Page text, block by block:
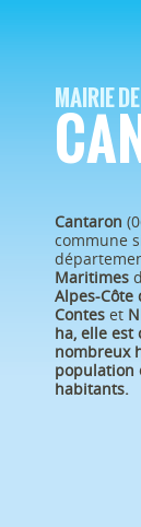
MAIRIE DE
Cantaron
commune
Maritimes
Alpes-Côte
Contes et
ha, elle est
nombreux
population
habitants.